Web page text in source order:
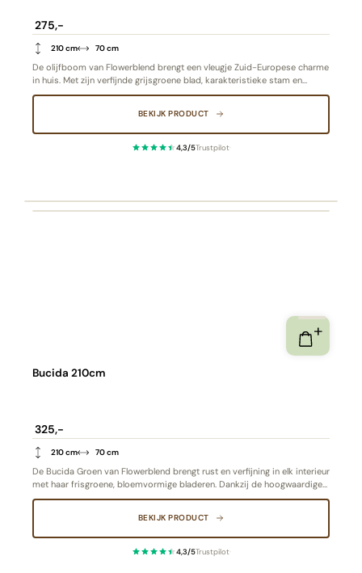
275,-
210 cm 70 cm
De olijfboom van Flowerblend brengt een vleugje Zuid-Europese charme
in huis. Met zijn verfijnde grijsgroene blad, karakteristieke stam en
natuurgetrouwe olijven straalt deze kunstplant pure rust en elegantie uit.
BEKIJK PRODUCT
4,3/5Trustpilot·
Bucida 210cm
325,-
210 cm 70 cm
De Bucida Groen van Flowerblend brengt rust en verfijning in elk interieur
met haar frisgroene, bloemvormige bladeren. Dankzij de hoogwaardige
afwerking en natuurgetrouwe details oogt deze kunstplant levendig en
BEKIJK PRODUCT
4,3/5Trustpilot·